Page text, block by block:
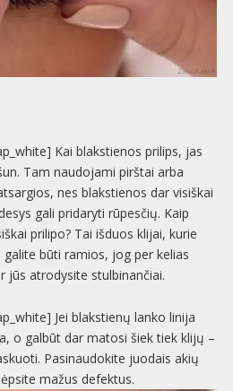
Kai blakstienos prilips, jas
Tam naudojami pirštai arba
nes blakstienos dar visiškai
gali pridaryti rūpesčių. Kaip
prilipo? Tai išduos klijai, kurie
būti ramios, jog per kelias
jūs atrodysite stulbinančiai.
Jei blakstienų lanko linija
o galbūt dar matosi šiek tiek klijų –
Pasinaudokite juodais akių
mažus defektus.